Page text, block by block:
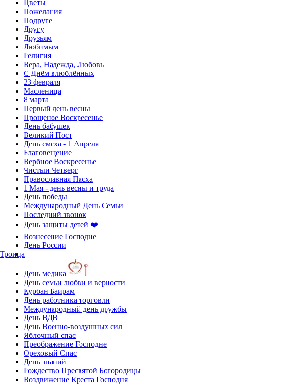
Цветы
Пожелания
Подруге
Другу
Друзьям
Любимым
Религия
Вера, Надежда, Любовь
С Днём влюблённых
23 февраля
Масленица
8 марта
Первый день весны
Прощеное Воскресенье
День бабушек
Великий Пост
День смеха - 1 Апреля
Благовещение
Вербное Воскресенье
Чистый Четверг
Православная Пасха
1 Мая - день весны и труда
День победы
Международный День Семьи
Последний звонок
День защиты детей ❤️
Вознесение Господне
День России
Троица
День медика
День семьи любви и верности
Курбан Байрам
День работника торговли
Международный день дружбы
День ВДВ
День Военно-воздушных сил
Яблочный спас
Преображение Господне
Ореховый Спас
День знаний
Рождество Пресвятой Богородицы
Воздвижение Креста Господня